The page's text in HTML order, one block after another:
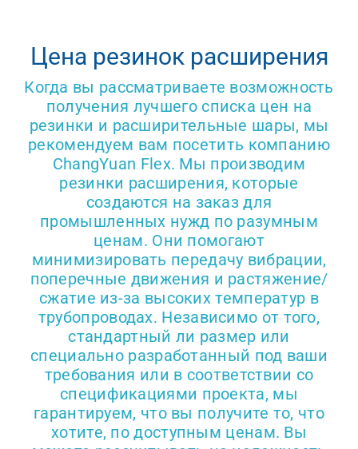
Цена резинок расширения
Когда вы рассматриваете возможность
получения лучшего списка цен на
резинки и расширительные шары, мы
рекомендуем вам посетить компанию
ChangYuan Flex. Мы производим
резинки расширения, которые
создаются на заказ для
промышленных нужд по разумным
ценам. Они помогают
минимизировать передачу вибрации,
поперечные движения и растяжение/
сжатие из-за высоких температур в
трубопроводах. Независимо от того,
стандартный ли размер или
специально разработанный под ваши
требования или в соответствии со
спецификациями проекта, мы
гарантируем, что вы получите то, что
хотите, по доступным ценам. Вы